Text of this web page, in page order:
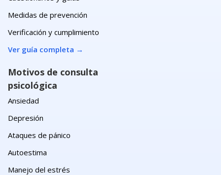
Medidas de prevención
Verificación y cumplimiento
Ver guía completa →
Motivos de consulta
psicológica
Ansiedad
Depresión
Ataques de pánico
Autoestima
Manejo del estrés